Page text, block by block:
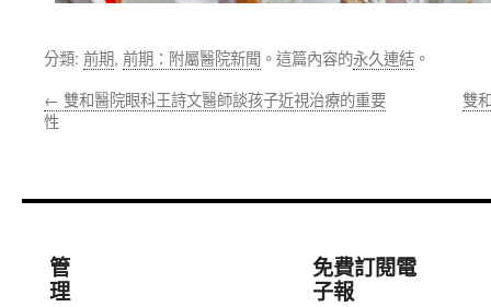
分類: 前期, 前期：附屬醫院新聞 。這篇內容的永久連結 。
← 雙和醫院眼科王詩文醫師談孩子近視治療的重要
性
雙
管
理
免費訂閱電
子報